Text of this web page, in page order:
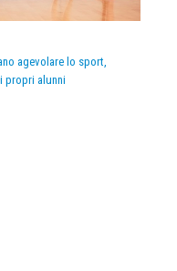
agevolare lo sport,
propri alunni